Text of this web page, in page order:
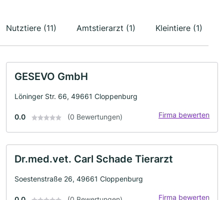
Nutztiere (11) Amtstierarzt (1) Kleintiere (1)
GESEVO GmbH
Löninger Str. 66, 49661 Cloppenburg
0.0 (0 Bewertungen) Firma bewerten
Dr.med.vet. Carl Schade Tierarzt
Soestenstraße 26, 49661 Cloppenburg
Firma bewerten